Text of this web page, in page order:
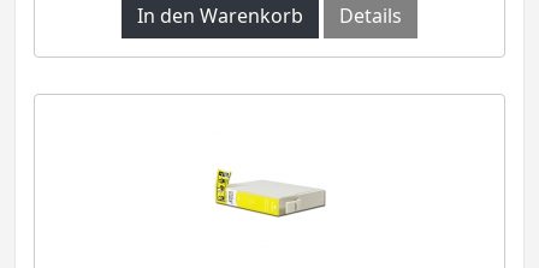
In den Warenkorb
Details